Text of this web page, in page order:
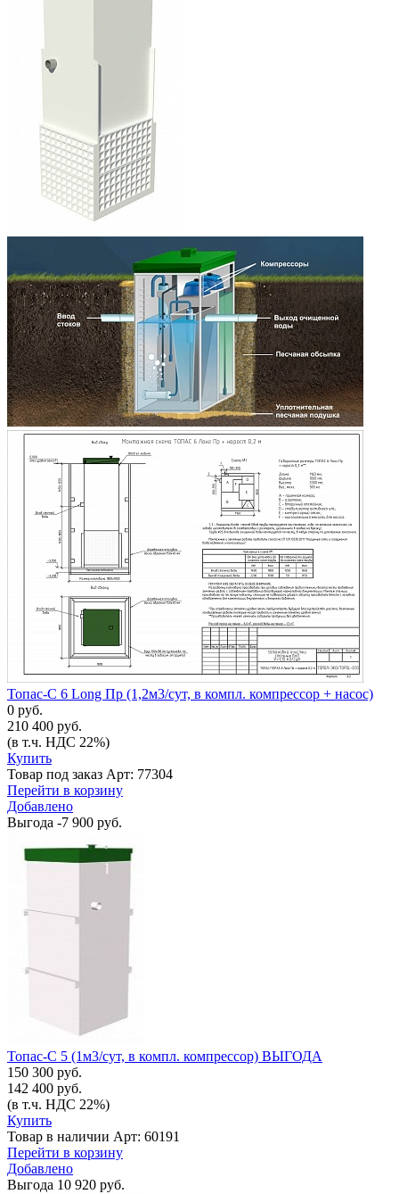
Топас-С 6 Long Пр (1,2м3/сут, в компл. компрессор + насос)
0 руб.
210 400 руб.
(в т.ч. НДС 22%)
Купить
Товар под заказ Арт: 77304
Перейти в корзину
Добавлено
Выгода -7 900 руб.
Топас-С 5 (1м3/сут, в компл. компрессор) ВЫГОДА
150 300 руб.
142 400 руб.
(в т.ч. НДС 22%)
Купить
Товар в наличии Арт: 60191
Перейти в корзину
Добавлено
Выгода 10 920 руб.